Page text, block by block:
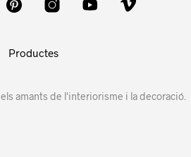
Productes
amants de l'interiorisme i la decoració.